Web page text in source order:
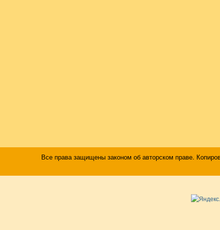
Все права защищены законом об авторском праве.